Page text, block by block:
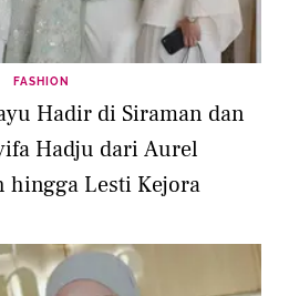
FASHION
Hadir di Siraman dan
Hadju dari Aurel
hingga Lesti Kejora